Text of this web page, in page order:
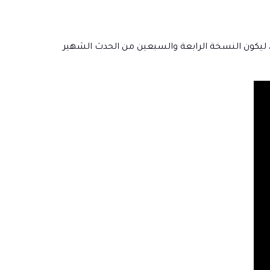
كنت تتساءل أيضًا متى ستكون ملكة جمال الكون 2025، فقد تم الإعلان عن التاريخ الرسمي. سيقام الحدث في 21 نوفمبر 2025، ليكون النسخة الرابعة والسبعين من الحدث الشهير